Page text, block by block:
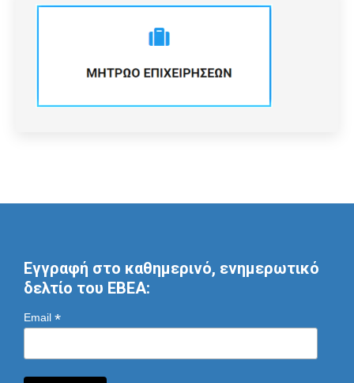
Εγγραφή στο καθημερινό, ενημερωτικό
δελτίο του ΕΒΕΑ:
Email *